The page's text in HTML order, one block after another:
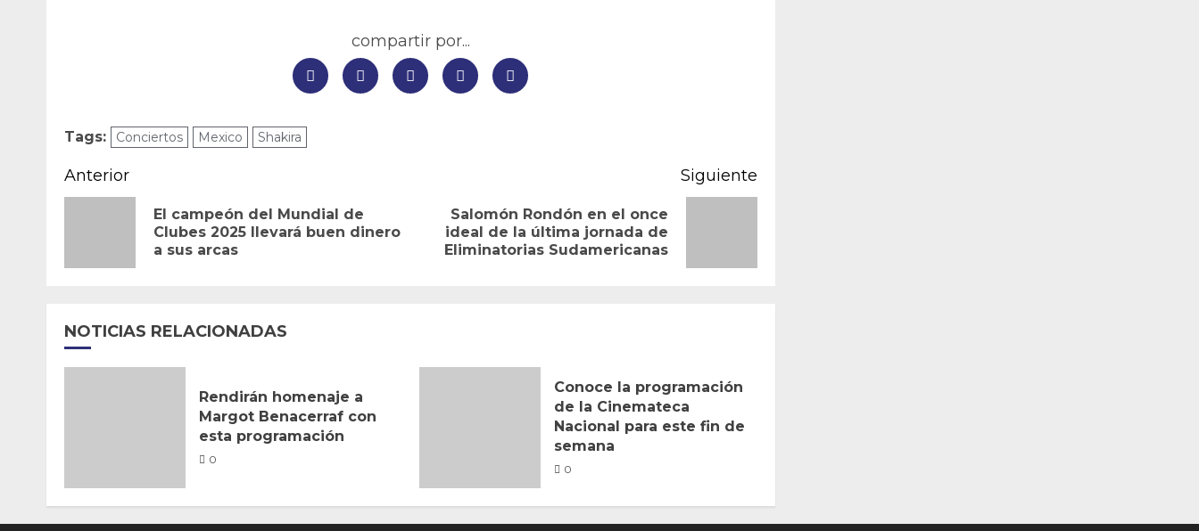
compartir por...
Tags: Conciertos Mexico Shakira
Navegación
entradas
Anterior
Entrada
anterior:
El campeón del Mundial de
Clubes 2025 llevará buen dinero
a sus arcas
Siguiente
Siguiente
entrada:
Salomón Rondón en el once
ideal de la última jornada de
Eliminatorias Sudamericanas
NOTICIAS RELACIONADAS
Rendirán homenaje a
Margot Benacerraf con
esta programación
0
Conoce la programación
de la Cinemateca
Nacional para este fin de
semana
0